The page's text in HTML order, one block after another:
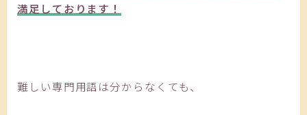
満足しております！
難しい専門用語は分からなくても、